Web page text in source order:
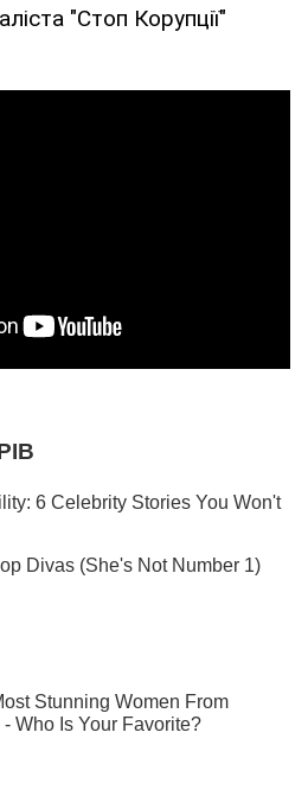
"Стоп Корупції"